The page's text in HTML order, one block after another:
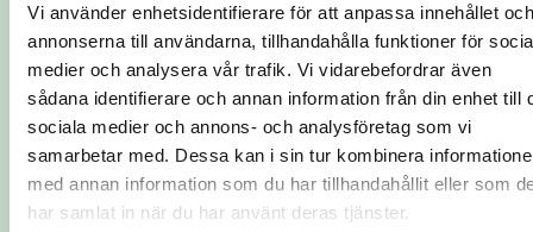
Vi använder enhetsidentifierare för att anpassa innehållet och
annonserna till användarna, tillhandahålla funktioner för
medier och analysera vår trafik. Vi vidarebefordrar även
sådana identifierare och annan information från din enhet till
sociala medier och annons- och analysföretag som vi
samarbetar med. Dessa kan i sin tur kombinera
med annan information som du har tillhandahållit eller som
har samlat in när du har använt deras tjänster.
Namn * Telefonnummer *
E-postadress * Ort *